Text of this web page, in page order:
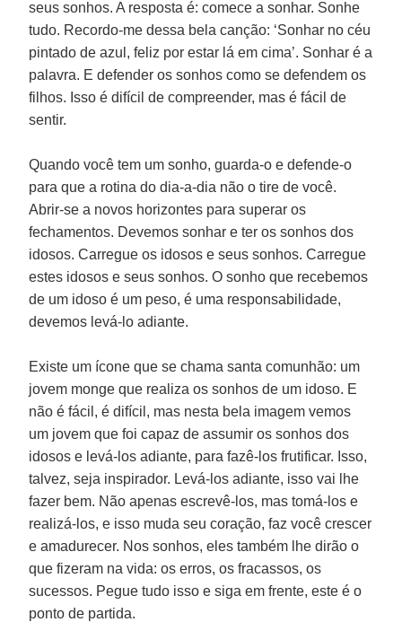
seus sonhos. A resposta é: comece a sonhar. Sonhe
tudo. Recordo-me dessa bela canção: ‘Sonhar no céu
pintado de azul, feliz por estar lá em cima’. Sonhar é a
palavra. E defender os sonhos como se defendem os
filhos. Isso é difícil de compreender, mas é fácil de
sentir.
Quando você tem um sonho, guarda-o e defende-o
para que a rotina do dia-a-dia não o tire de você.
Abrir-se a novos horizontes para superar os
fechamentos. Devemos sonhar e ter os sonhos dos
idosos. Carregue os idosos e seus sonhos. Carregue
estes idosos e seus sonhos. O sonho que recebemos
de um idoso é um peso, é uma responsabilidade,
devemos levá-lo adiante.
Existe um ícone que se chama santa comunhão: um
jovem monge que realiza os sonhos de um idoso. E
não é fácil, é difícil, mas nesta bela imagem vemos
um jovem que foi capaz de assumir os sonhos dos
idosos e levá-los adiante, para fazê-los frutificar. Isso,
talvez, seja inspirador. Levá-los adiante, isso vai lhe
fazer bem. Não apenas escrevê-los, mas tomá-los e
realizá-los, e isso muda seu coração, faz você crescer
e amadurecer. Nos sonhos, eles também lhe dirão o
que fizeram na vida: os erros, os fracassos, os
sucessos. Pegue tudo isso e siga em frente, este é o
ponto de partida.